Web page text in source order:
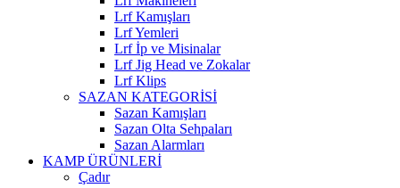
Lrf Kamışları
Lrf Yemleri
Lrf İp ve Misinalar
Lrf Jig Head ve Zokalar
Lrf Klips
SAZAN KATEGORİSİ
Sazan Kamışları
Sazan Olta Sehpaları
Sazan Alarmları
KAMP ÜRÜNLERİ
Çadır